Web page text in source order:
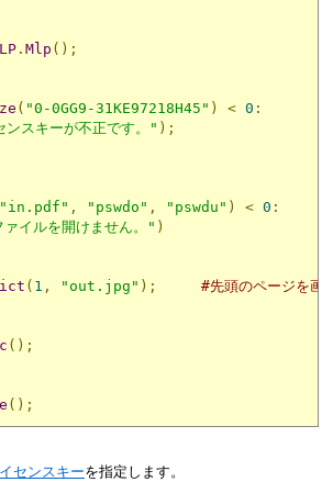
. Mlp ();
( "0-0GG9-31KE97218H45" ) < 0 :
ンスキーが不正です。" );
"in.pdf" , "pswdo" , "pswdu" ) < 0 :
ァイルを開けません。" )
( 1 , "out.jpg" ); #先頭のページを画
();
();
センスキーを指定します。